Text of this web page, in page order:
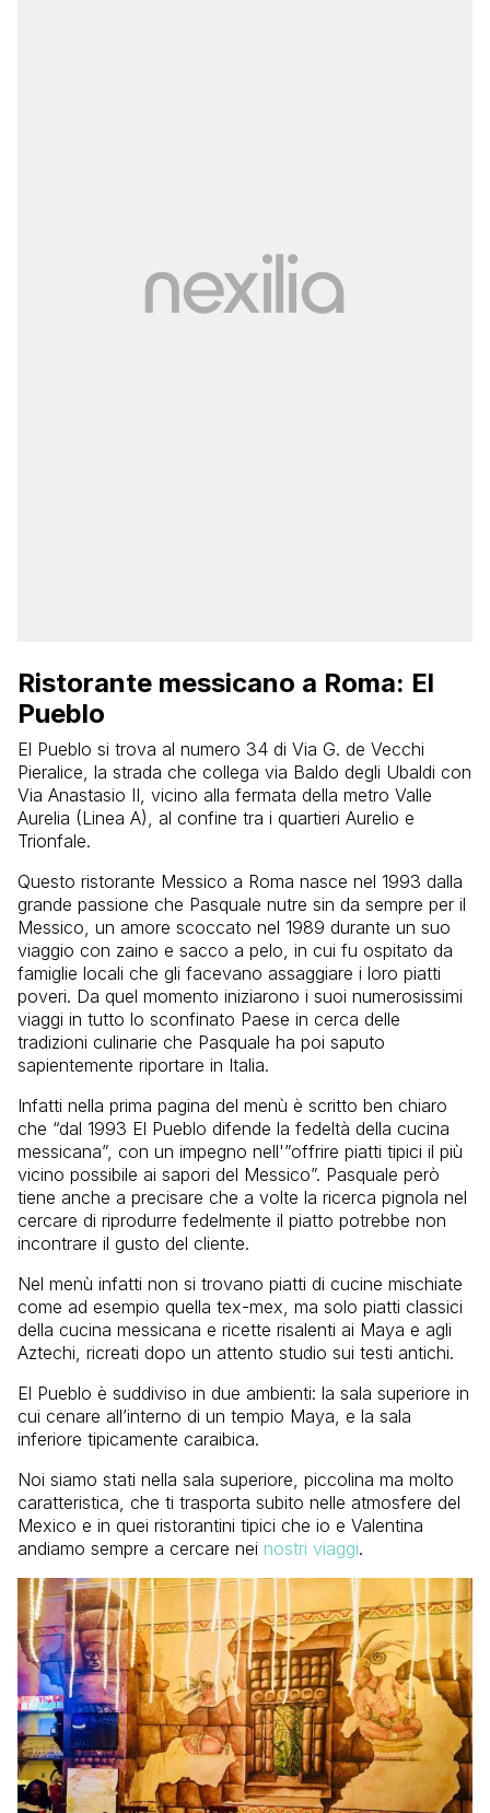
Ristorante messicano a Roma: El
Pueblo
El Pueblo si trova al numero 34 di Via G. de Vecchi
Pieralice, la strada che collega via Baldo degli Ubaldi con
Via Anastasio II, vicino alla fermata della metro Valle
Aurelia (Linea A), al confine tra i quartieri Aurelio e
Trionfale.
Questo ristorante Messico a Roma nasce nel 1993 dalla
grande passione che Pasquale nutre sin da sempre per il
Messico, un amore scoccato nel 1989 durante un suo
viaggio con zaino e sacco a pelo, in cui fu ospitato da
famiglie locali che gli facevano assaggiare i loro piatti
poveri. Da quel momento iniziarono i suoi numerosissimi
viaggi in tutto lo sconfinato Paese in cerca delle
tradizioni culinarie che Pasquale ha poi saputo
sapientemente riportare in Italia.
Infatti nella prima pagina del menù è scritto ben chiaro
che “dal 1993 El Pueblo difende la fedeltà della cucina
messicana”, con un impegno nell'”offrire piatti tipici il più
vicino possibile ai sapori del Messico”. Pasquale però
tiene anche a precisare che a volte la ricerca pignola nel
cercare di riprodurre fedelmente il piatto potrebbe non
incontrare il gusto del cliente.
Nel menù infatti non si trovano piatti di cucine mischiate
come ad esempio quella tex-mex, ma solo piatti classici
della cucina messicana e ricette risalenti ai Maya e agli
Aztechi, ricreati dopo un attento studio sui testi antichi.
El Pueblo è suddiviso in due ambienti: la sala superiore in
cui cenare all’interno di un tempio Maya, e la sala
inferiore tipicamente caraibica.
Noi siamo stati nella sala superiore, piccolina ma molto
caratteristica, che ti trasporta subito nelle atmosfere del
Mexico e in quei ristorantini tipici che io e Valentina
andiamo sempre a cercare nei nostri viaggi.